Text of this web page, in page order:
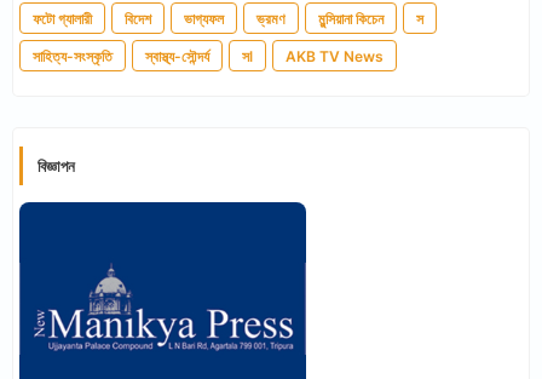
ফটো গ্যালারী বিদেশ ভাগ্যফল ভ্রমণ মুন্সিয়ানা কিচেন স
সাহিত্য-সংস্কৃতি স্বাস্থ্য-সৌন্দর্য সl AKB TV News
বিজ্ঞাপন